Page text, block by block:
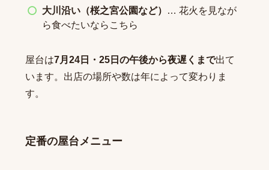
大川沿い（桜之宮公園など）
… 花火を見なが
ら食べたいならこちら
屋台は7月24日・25日の午後から夜遅くまで出て
います。出店の場所や数は年によって変わりま
す。
定番の屋台メニュー